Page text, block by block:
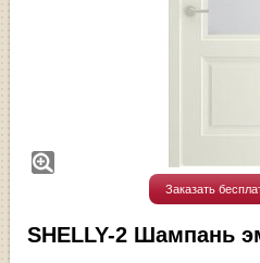
Заказать
SHELLY-2 Шампань